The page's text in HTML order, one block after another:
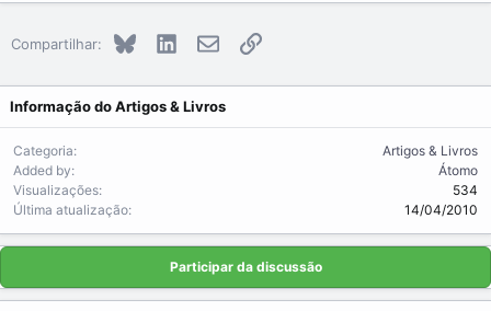
Compartilhar: Bluesky LinkedInE-mailLink
Informação do Artigos & Livros
Categoria
Artigos & Livros
Added by
Átomo
Visualizações
534
Última atualização
14/04/2010
Participar da discussão